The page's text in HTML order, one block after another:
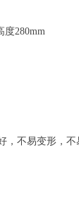
度280mm
，不易变形，